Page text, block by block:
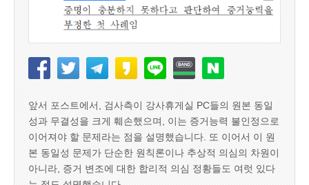
앞서 포스트에서, 검사측이 강사휴게실 PC들의 원본 동일
성과 무결성을 크게 훼손했으며, 이는 증거능력 불인정으로
이어져야 할 문제라는 점을 설명했습니다. 또 이어서 이 원
본 동일성 문제가 단순한 원칙론이나 추상적 의심의 차원이
아니라, 증거 변조에 대한 합리적 의심 정황들도 여럿 있다